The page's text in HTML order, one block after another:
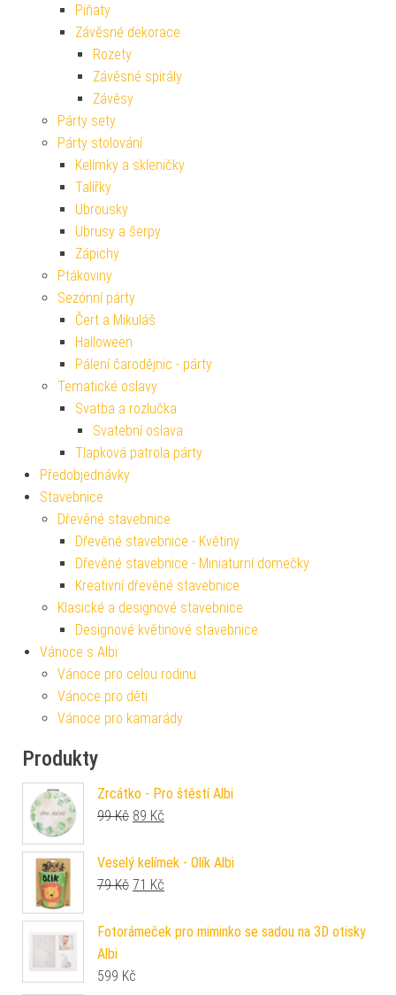
Piňaty
Závěsné dekorace
Rozety
Závěsné spirály
Závěsy
Párty sety
Párty stolování
Kelímky a skleničky
Talířky
Ubrousky
Ubrusy a šerpy
Zápichy
Ptákoviny
Sezónní párty
Čert a Mikuláš
Halloween
Pálení čarodějnic - párty
Tematické oslavy
Svatba a rozlučka
Svatební oslava
Tlapková patrola párty
Předobjednávky
Stavebnice
Dřevěné stavebnice
Dřevěné stavebnice - Květiny
Dřevěné stavebnice - Miniaturní domečky
Kreativní dřevěné stavebnice
Klasické a designové stavebnice
Designové květinové stavebnice
Vánoce s Albi
Vánoce pro celou rodinu
Vánoce pro děti
Vánoce pro kamarády
Produkty
Zrcátko - Pro štěstí Albi
99Kč Původní cena byla: 99 Kč.
89 Kč
Veselý kelímek - Olík Albi
79Kč Původní cena byla: 79 Kč.
71 Kč
Fotorámeček pro miminko se sadou na 3D otisky
Albi
599 Kč